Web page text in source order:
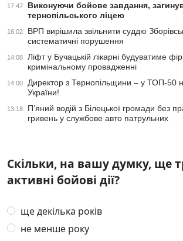
17:47
Виконуючи бойове завдання,
тернопільського ліцею
16:02
ВРП вирішила звільнити суддю
систематичні порушення
14:08
Ліфт у Бучацькій лікарні будуватиме
кримінальному провадженні
14:00
Директор з Тернопільщини – у ТОП-50
України!
13:18
П’яний водій з Білецької громади без
гривень у службове авто патрульних
Скільки, на вашу думку, ще
активні бойові дії?
ще декілька років
не менше року